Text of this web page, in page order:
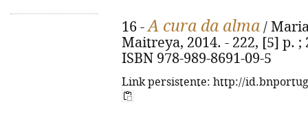
16 -A cura da alma /
Maitreya, 2014. - 222, [5] p.
ISBN 978-989-8691-09-5
Link persistente: http://